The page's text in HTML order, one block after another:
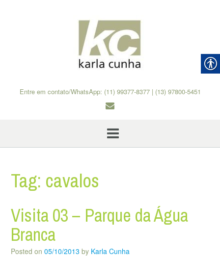
Entre em contato/WhatsApp: (11) 99377-8377 | (13) 97800-5451
Tag: cavalos
Visita 03 – Parque da Água
Branca
Posted on 05/10/2013 by Karla Cunha